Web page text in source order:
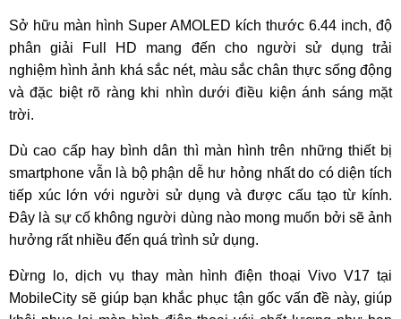
Sở hữu màn hình Super AMOLED kích thước 6.44 inch, độ
phân giải Full HD mang đến cho người sử dụng trải
nghiệm hình ảnh khá sắc nét, màu sắc chân thực sống động
và đặc biệt rõ ràng khi nhìn dưới điều kiện ánh sáng mặt
trời.
Dù cao cấp hay bình dân thì màn hình trên những thiết bị
smartphone vẫn là bộ phận dễ hư hỏng nhất do có diện tích
tiếp xúc lớn với người sử dụng và được cấu tạo từ kính.
Đây là sự cố không người dùng nào mong muốn bởi sẽ ảnh
hưởng rất nhiều đến quá trình sử dụng.
Đừng lo, dịch vụ thay màn hình điện thoại Vivo V17 tại
MobileCity sẽ giúp bạn khắc phục tận gốc vấn đề này, giúp